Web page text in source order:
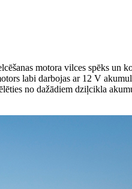
motora vilces spēks un
labi darbojas ar 12 V
no dažādiem dziļcikla